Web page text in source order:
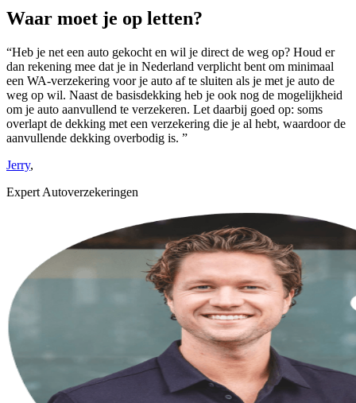
Waar moet je op letten?
“Heb je net een auto gekocht en wil je direct de weg op? Houd er
dan rekening mee dat je in Nederland verplicht bent om minimaal
een WA-verzekering voor je auto af te sluiten als je met je auto de
weg op wil. Naast de basisdekking heb je ook nog de mogelijkheid
om je auto aanvullend te verzekeren. Let daarbij goed op: soms
overlapt de dekking met een verzekering die je al hebt, waardoor de
aanvullende dekking overbodig is. ”
Jerry,
Expert Autoverzekeringen